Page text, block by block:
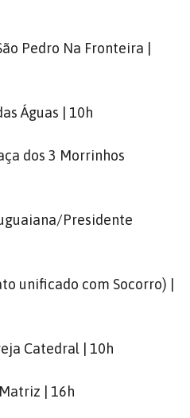
Pedro Na Fronteira |
Águas | 10h
dos 3 Morrinhos
Presidente
unificado com Socorro) |
Catedral | 10h
| 16h